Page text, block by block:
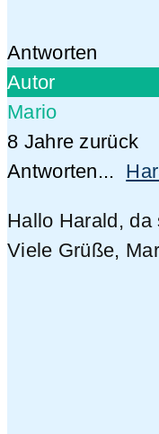
Antworten
Autor
Mario
8 Jahre zurück
Antworten...
Hallo Harald,
Viele Grüße,